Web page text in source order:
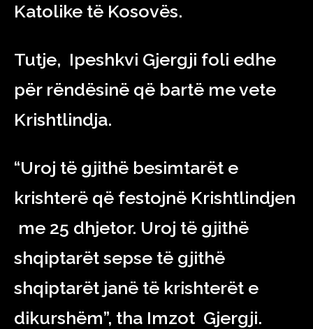
Katolike të Kosovës.
Tutje, Ipeshkvi Gjergji foli edhe
për rëndësinë që bartë me vete
Krishtlindja.
“Uroj të gjithë besimtarët e
krishterë që festojnë Krishtlindjen
me 25 dhjetor. Uroj të gjithë
shqiptarët sepse të gjithë
shqiptarët janë të krishterët e
dikurshëm”, tha Imzot Gjergji.